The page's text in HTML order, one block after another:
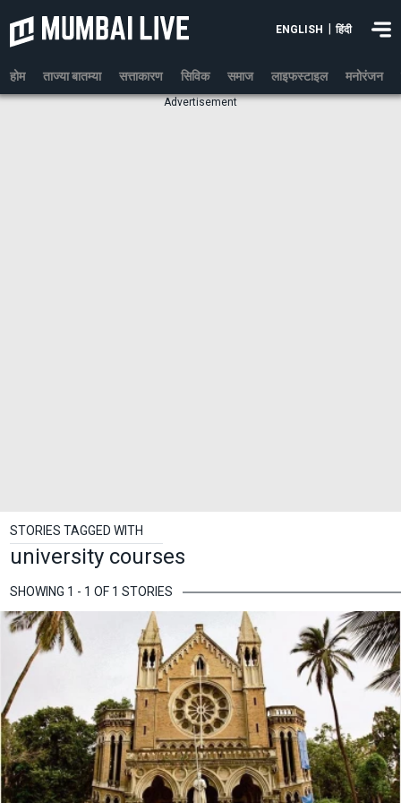
ENGLISH हिंदी
होम ताज्या बातम्या सत्ताकारण सिविक समाज लाइफस्टाइल मनोरंजन
Advertisement
STORIES TAGGED WITH
university courses
SHOWING 1 - 1 OF 1 STORIES